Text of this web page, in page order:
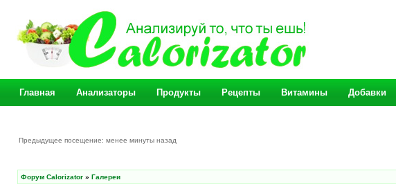
Главная Анализаторы Продукты Рецепты Витамины Добавки
Предыдущее посещение: менее минуты назад
Форум Calorizator » Галереи